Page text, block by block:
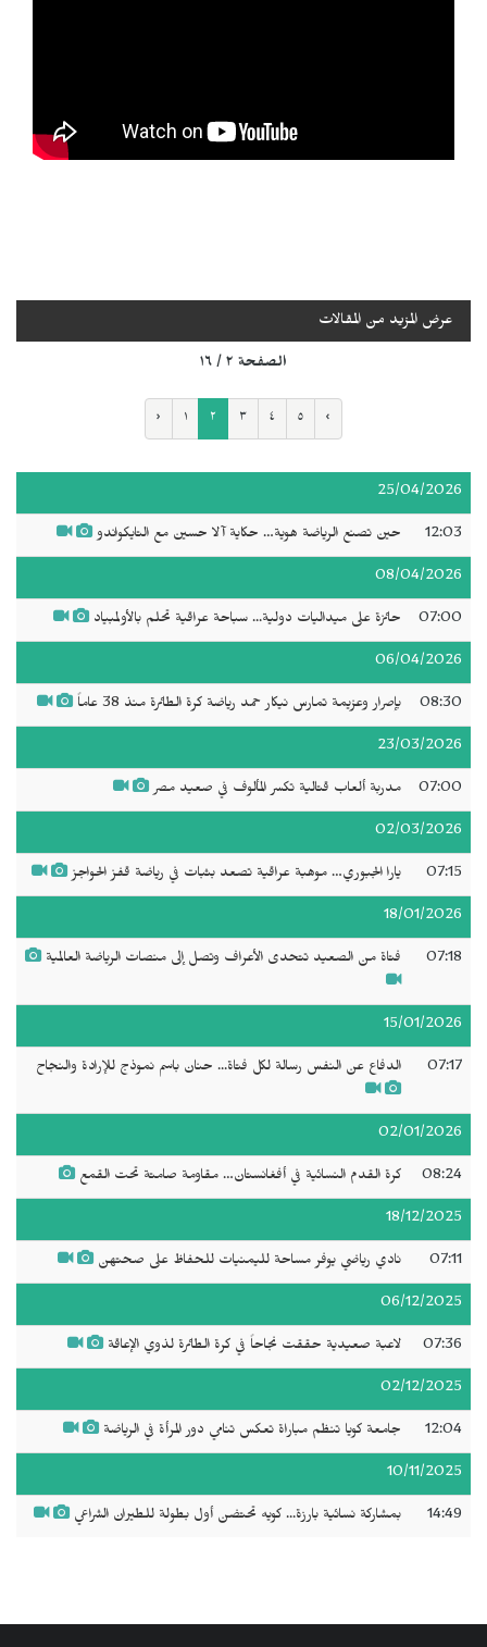
عرض المزيد من المقالات
الصفحة ٢ / ١٦
‹ ١ ٢ ٣ ٤ ٥ ›
25/04/2026
12:03 حين تصنع الرياضة هوية… حكاية آلا حسين مع التايكواندو
08/04/2026
07:00 حائزة على ميداليات دولية... سباحة عراقية تحلم بالأولمبياد
06/04/2026
08:30 بإصرار وعزيمة تمارس نيكار حمد رياضة كرة الطائرة منذ 38 عاماً
23/03/2026
07:00 مدربة ألعاب قتالية تكسر المألوف في صعيد مصر
02/03/2026
07:15 يارا الجبوري… موهبة عراقية تصعد بثبات في رياضة قفز الحواجز
18/01/2026
07:18 فتاة من الصعيد تتحدى الأعراف وتصل إلى منصات الرياضة العالمية
15/01/2026
07:17 الدفاع عن النفس رسالة لكل فتاة... حنان باسم نموذج للإرادة والنجاح
02/01/2026
08:24 كرة القدم النسائية في أفغانستان… مقاومة صامتة تحت القمع
18/12/2025
07:11 نادي رياضي يوفر مساحة لليمنيات للحفاظ على صحتهن
06/12/2025
07:36 لاعبة صعيدية حققت نجاحاً في كرة الطائرة لذوي الإعاقة
02/12/2025
12:04 جامعة كويا تنظم مباراة تعكس تنامي دور المرأة في الرياضة
10/11/2025
14:49 بمشاركة نسائية بارزة... كويه تحتضن أول بطولة للطيران الشراعي